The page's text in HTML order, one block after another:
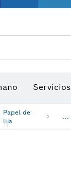
Servicios
Papel de
lija
...